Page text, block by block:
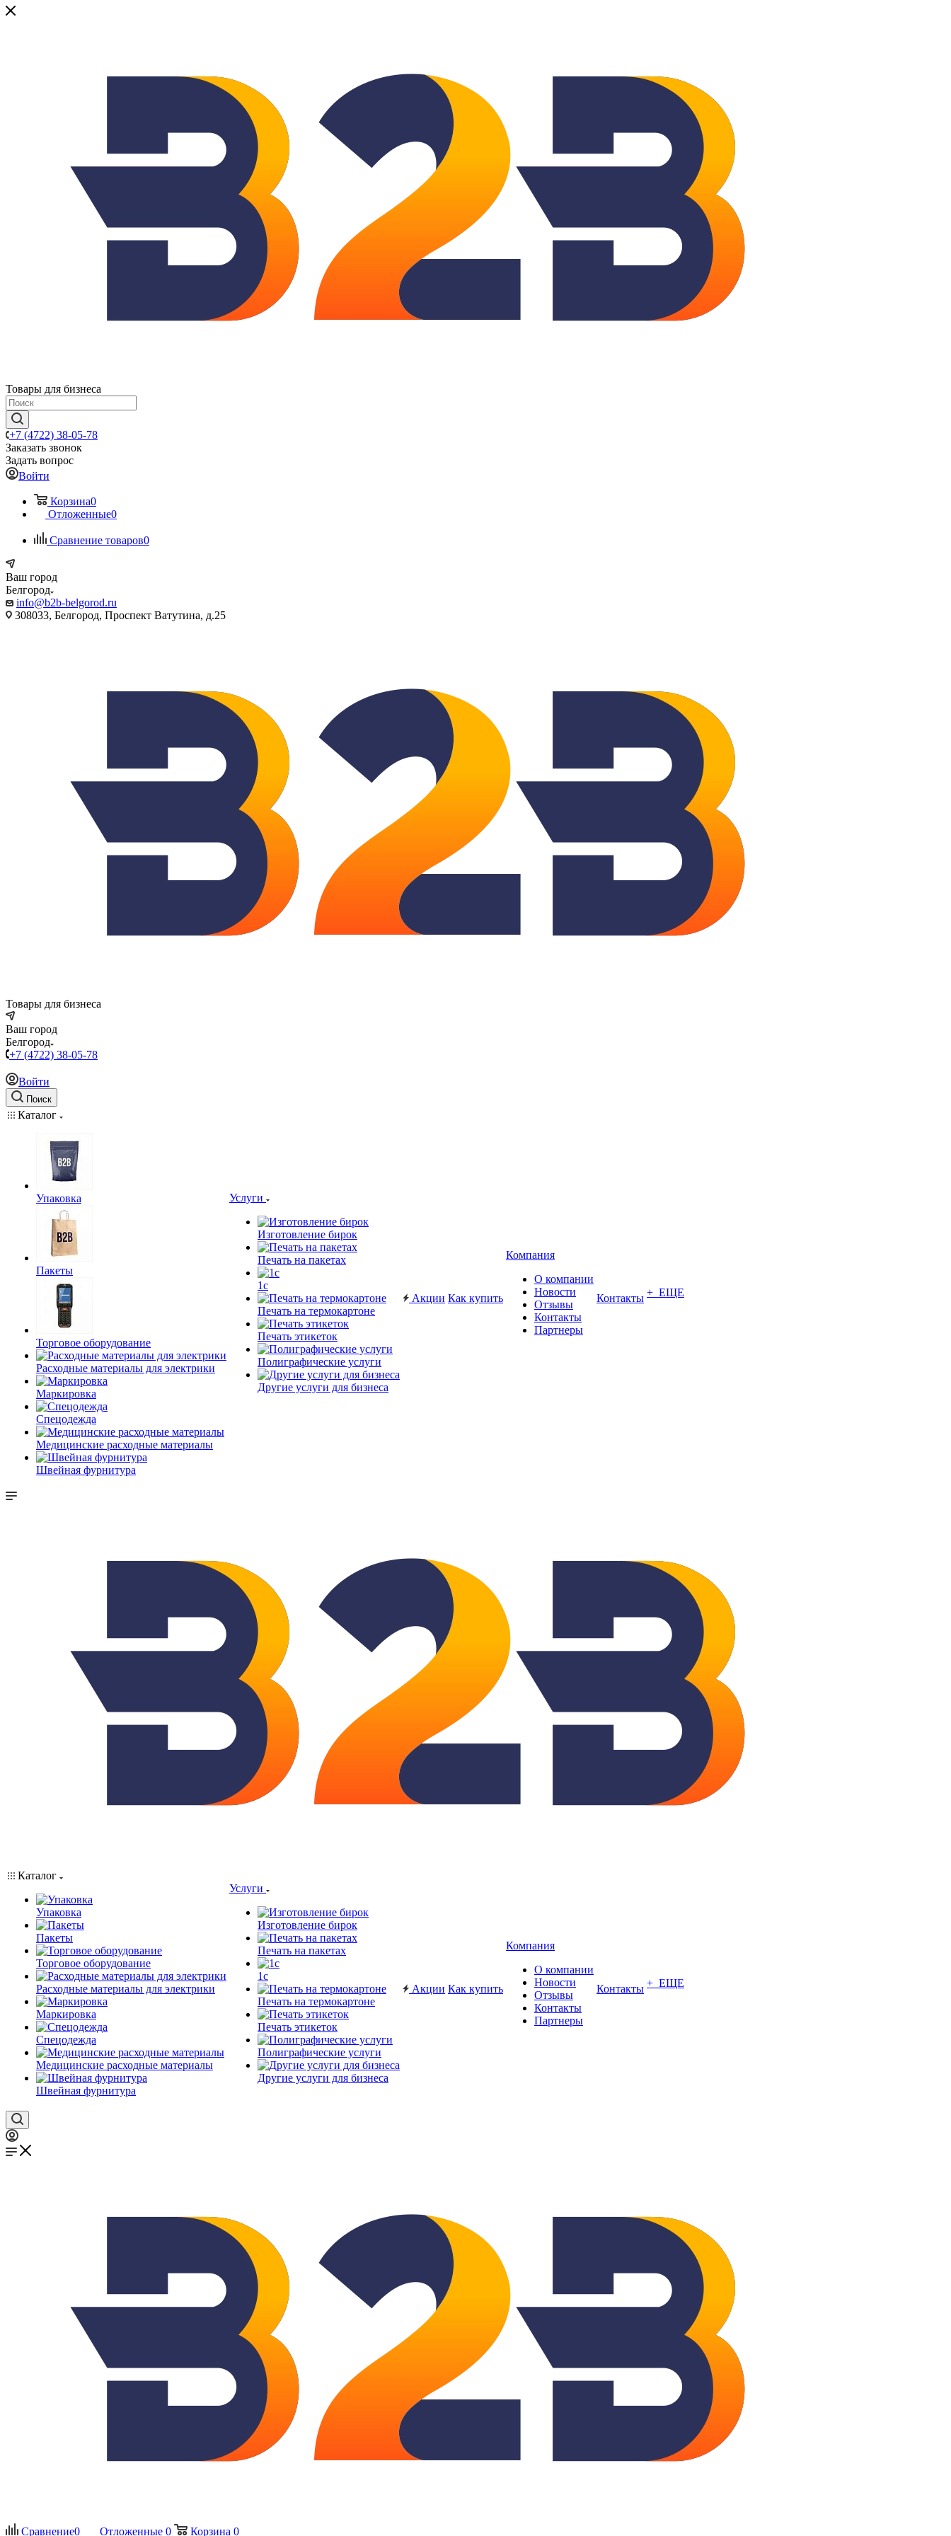
Товары для бизнеса
+7 (4722) 38-05-78
Заказать звонок
Задать вопрос
Войти
Корзина0
Отложенные0
Сравнение товаров0
Ваш город
Белгород
info@b2b-belgorod.ru
308033, Белгород, Проспект Ватутина, д.25
Товары для бизнеса
Ваш город
Белгород
+7 (4722) 38-05-78
Войти
Поиск
Каталог
Упаковка
Пакеты
Торговое оборудование
Расходные материалы для электрики
Маркировка
Спецодежда
Медицинские расходные материалы
Швейная фурнитура
Услуги
Изготовление бирок
Печать на пакетах
1c
Печать на термокартоне
Печать этикеток
Полиграфические услуги
Другие услуги для бизнеса
Акции Как купить
Компания
О компании
Новости
Отзывы
Контакты
Партнеры
Контакты + ЕЩЕ
Каталог
Упаковка
Пакеты
Торговое оборудование
Расходные материалы для электрики
Маркировка
Спецодежда
Медицинские расходные материалы
Швейная фурнитура
Услуги
Изготовление бирок
Печать на пакетах
1c
Печать на термокартоне
Печать этикеток
Полиграфические услуги
Другие услуги для бизнеса
Акции Как купить
Компания
О компании
Новости
Отзывы
Контакты
Партнеры
Контакты + ЕЩЕ
Сравнение0 Отложенные 0 Корзина 0